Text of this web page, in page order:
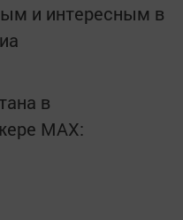
и интересным в
в
MАХ: